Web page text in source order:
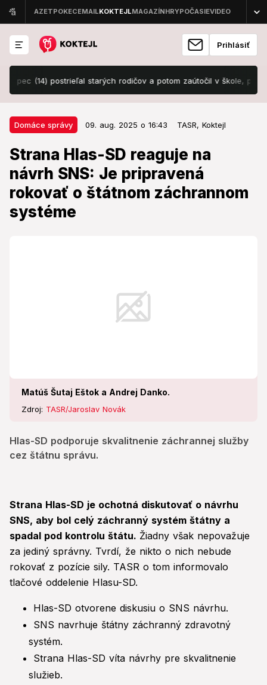
Prihlásiť
(14) postrieľal starých rodičov a potom zaútočil v škole, polícia
Domáce správy 09. aug. 2025 o 16:43 TASR, Koktejl
Strana Hlas-SD reaguje na
návrh SNS: Je pripravená
rokovať o štátnom záchrannom
systéme
Matúš Šutaj Eštok a Andrej Danko.
Zdroj: TASR/Jaroslav Novák
Hlas-SD podporuje skvalitnenie záchrannej služby
cez štátnu správu.
Domáce správy 09. aug. 2025 o 16:43
Strana Hlas-SD reaguje na návrh
SNS: Je pripravená rokovať o
štátnom záchrannom systéme
Hlas-SD podporuje skvalitnenie záchrannej služby cez
štátnu správu.
Strana Hlas-SD je ochotná diskutovať o návrhu
SNS, aby bol celý záchranný systém štátny a
spadal pod kontrolu štátu. Žiadny však nepovažuje
za jediný správny. Tvrdí, že nikto o nich nebude
rokovať z pozície sily. TASR o tom informovalo
tlačové oddelenie Hlasu-SD.
Hlas-SD otvorene diskusiu o SNS návrhu.
SNS navrhuje štátny záchranný zdravotný
systém.
Strana Hlas-SD víta návrhy pre skvalitnenie
služieb.